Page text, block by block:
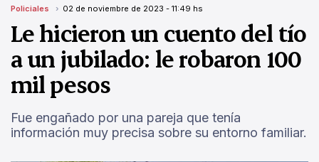
Policiales 02 de noviembre de 2023 - 11:49 hs
Le hicieron un cuento del tío
a un jubilado: le robaron 100
mil pesos
Fue engañado por una pareja que tenía
información muy precisa sobre su entorno familiar.